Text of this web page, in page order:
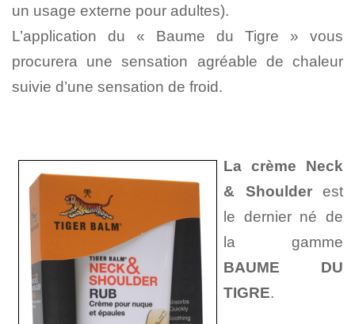
un usage externe pour adultes).
L’application du « Baume du Tigre » vous
procurera une sensation agréable de chaleur
suivie d’une sensation de froid.
La crème Neck
& Shoulderest
le dernier né de
la gamme
BAUME DU
TIGRE.